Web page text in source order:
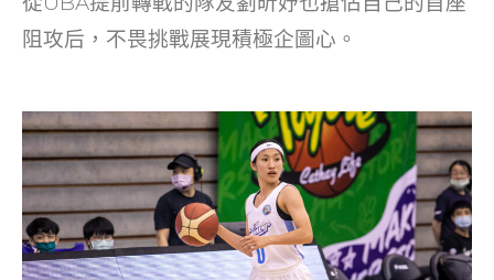
阻攻后，不畏挑戰展現積極企圖心。